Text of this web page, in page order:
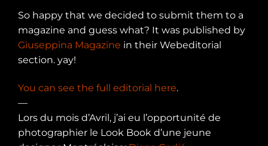
So happy that we decided to submit them to a
magazine and guess what? It was published by
Giuseppina Magazine in their Webeditorial
section. yay!
You can see the full editorial here.
—
Lors du mois d’Avril, j’ai eu l’opportunité de
photographier le Look Book d’une jeune